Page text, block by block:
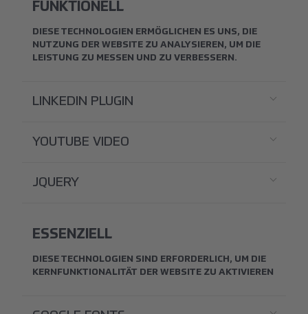
FUNKTIONELL
DIESE TECHNOLOGIEN ERMÖGLICHEN ES UNS, DIE
NUTZUNG DER WEBSITE ZU ANALYSIEREN, UM DIE
LEISTUNG ZU MESSEN UND ZU VERBESSERN.
LINKEDIN PLUGIN
YOUTUBE VIDEO
JQUERY
ESSENZIELL
DIESE TECHNOLOGIEN SIND ERFORDERLICH, UM DIE
KERNFUNKTIONALITÄT DER WEBSITE ZU AKTIVIEREN